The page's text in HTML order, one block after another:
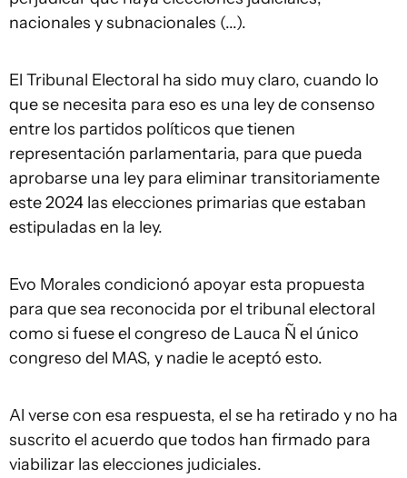
nacionales y subnacionales (...).
El Tribunal Electoral ha sido muy claro, cuando lo
que se necesita para eso es una ley de consenso
entre los partidos políticos que tienen
representación parlamentaria, para que pueda
aprobarse una ley para eliminar transitoriamente
este 2024 las elecciones primarias que estaban
estipuladas en la ley.
Evo Morales condicionó apoyar esta propuesta
para que sea reconocida por el tribunal electoral
como si fuese el congreso de Lauca Ñ el único
congreso del MAS, y nadie le aceptó esto.
Al verse con esa respuesta, el se ha retirado y no ha
suscrito el acuerdo que todos han firmado para
viabilizar las elecciones judiciales.